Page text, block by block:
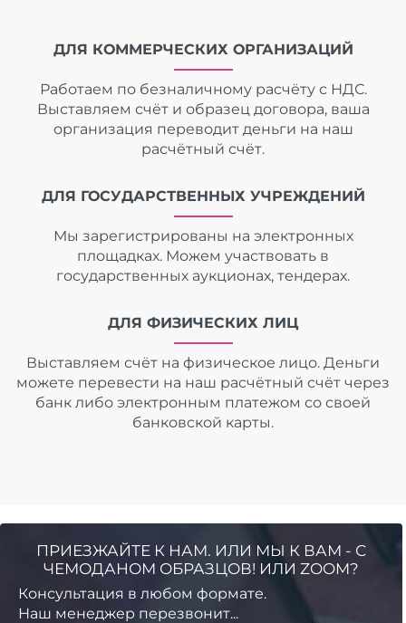
ДЛЯ КОММЕРЧЕСКИХ ОРГАНИЗАЦИЙ
Работаем по безналичному расчёту с НДС.
Выставляем счёт и образец договора, ваша
организация переводит деньги на наш
расчётный счёт.
ДЛЯ ГОСУДАРСТВЕННЫХ УЧРЕЖДЕНИЙ
Мы зарегистрированы на электронных
площадках. Можем участвовать в
государственных аукционах, тендерах.
ДЛЯ ФИЗИЧЕСКИХ ЛИЦ
Выставляем счёт на физическое лицо. Деньги
можете перевести на наш расчётный счёт через
банк либо электронным платежом со своей
банковской карты.
ПРИЕЗЖАЙТЕ К НАМ. ИЛИ МЫ К ВАМ - С
ЧЕМОДАНОМ ОБРАЗЦОВ! ИЛИ ZOOM?
Консультация в любом формате.
Наш менеджер перезвонит...